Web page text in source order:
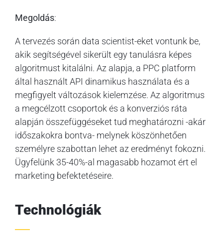
Megoldás:
A tervezés során data scientist-eket vontunk be,
akik segítségével sikerült egy tanulásra képes
algoritmust kitalálni. Az alapja, a PPC platform
által használt API dinamikus használata és a
megfigyelt változások kielemzése. Az algoritmus
a megcélzott csoportok és a konverziós ráta
alapján összefüggéseket tud meghatározni -akár
időszakokra bontva- melynek köszönhetően
személyre szabottan lehet az eredményt fokozni.
Ügyfelünk 35-40%-al magasabb hozamot ért el
marketing befektetéseire.
Technológiák